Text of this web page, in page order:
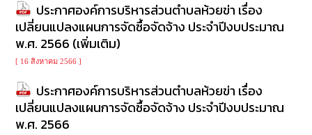
ประกาศองค์การบริหารส่วนตำบลห้วยข่า เรื่อง
เปลี่ยนแปลงแผนการจัดซื้อจัดจ้าง ประจำปีงบประมาณ
พ.ศ. 2566 (เพิ่มเติม)
[ 16 สิงหาคม 2566 ]
ประกาศองค์การบริหารส่วนตำบลห้วยข่า เรื่อง
เปลี่ยนแปลงแผนการจัดซื้อจัดจ้าง ประจำปีงบประมาณ
พ.ศ. 2566